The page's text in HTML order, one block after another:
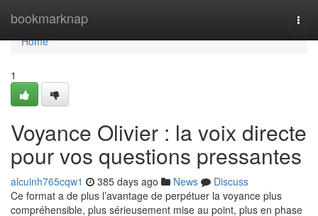
bookmarknap
Home
Home
1
Voyance Olivier : la voix directe
pour vos questions pressantes
alcuinh765cqw1 385 days ago News
Discuss
Ce format a de plus l’avantage de perpétuer la voyance plus
compréhensible, plus sérieusement mise au point, plus en phase